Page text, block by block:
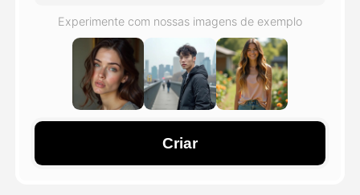
Ver todos os modelos
Blog
Experimente com nossas imagens de exemplo
Criar